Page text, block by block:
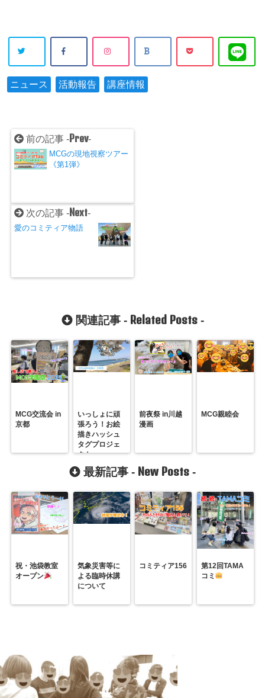
ニュース 活動報告 講座情報
前の記事 - Prev-
MCGの現地視察ツアー
《第1弾》
次の記事 - Next-
愛のコミティア物語
関連記事 - Related Posts-
MCG交流会 in
京都
いっしょに頑
張ろう！お絵
描きハッシュ
タグプロジェ
クト
前夜祭 in川越
漫画
MCG親睦会
最新記事 - New Posts -
祝・池袋教室
オープン
気象災害等に
よる臨時休講
について
コミティア156
第12回TAMA
コミ